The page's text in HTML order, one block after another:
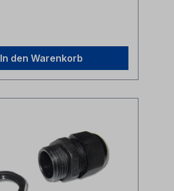
In den Warenkorb